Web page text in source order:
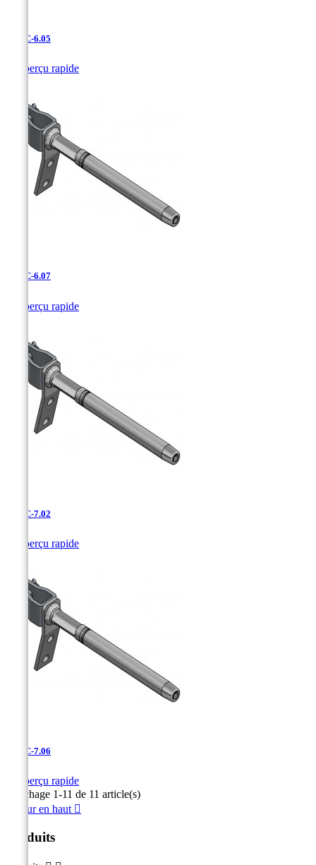
UDAC-6.05
Aperçu rapide
UDAC-6.07
Aperçu rapide
UDAC-7.02
Aperçu rapide
UDAC-7.06
Aperçu rapide
Affichage 1-11 de 11 article(s)
Retour en haut 
Produits